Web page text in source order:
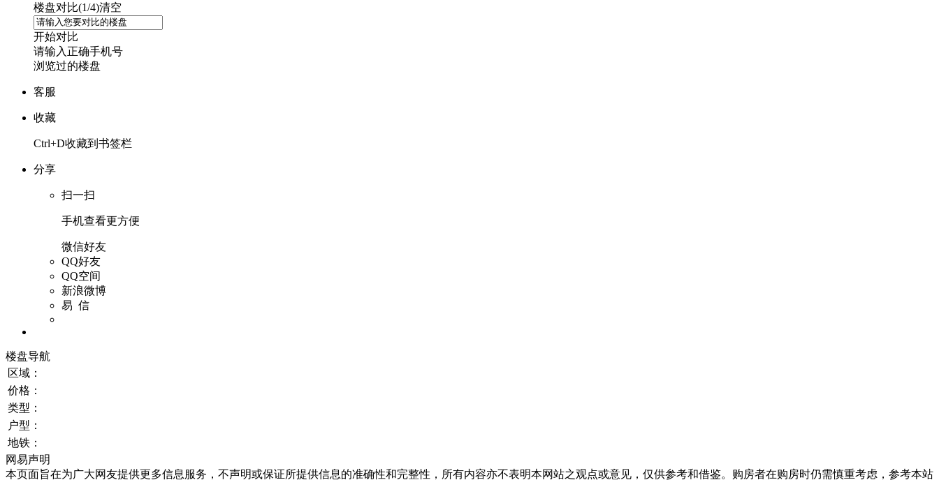
楼盘对比(1/4)清空
开始对比
请输入正确手机号
浏览过的楼盘
客服
收藏
Ctrl+D收藏到书签栏
分享
扫一扫
手机查看更方便
微信好友
QQ好友
QQ空间
新浪微博
易 信
楼盘导航
区域：
价格：
类型：
户型：
地铁：
网易声明
本页面旨在为广大网友提供更多信息服务，不声明或保证所提供信息的准确性和完整性，所有内容亦不表明本网站之观点或意见，仅供参考和借鉴。购房者在购房时仍需慎重考虑，参考本站